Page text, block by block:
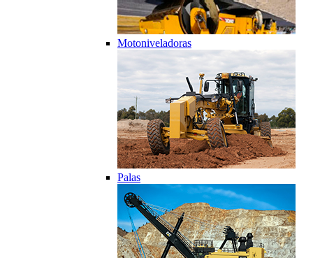
Motoniveladoras
Palas